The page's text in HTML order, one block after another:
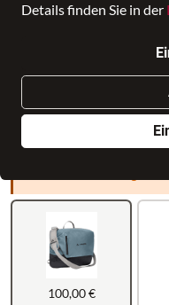
Details finden Sie in der
inkl.
Fellmer
Filiale auswählen
100,00 €